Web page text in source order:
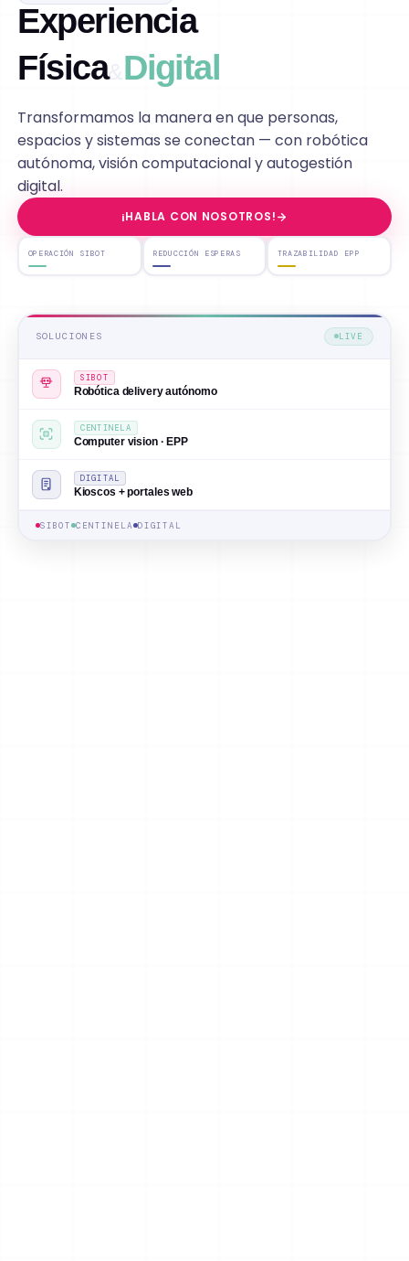
Experiencia
Física& Digital
Transformamos la manera en que personas,
espacios y sistemas se conectan — con robótica
autónoma,visión computacional y autogestión
digital.
¡HABLA CON NOSOTROS!
OPERACIÓN SIBOT REDUCCIÓN ESPERAS TRAZABILIDAD EPP
SOLUCIONES LIVE
SIBOT
Robótica delivery autónomo
CENTINELA
Computer vision · EPP
DIGITAL
Kioscos + portales web
SIBOT CENTINELA DIGITAL